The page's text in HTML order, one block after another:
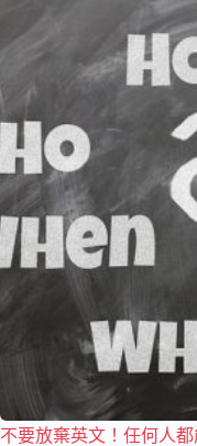
不要放棄英文！任何人